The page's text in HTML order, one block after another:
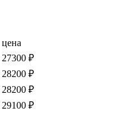
цена
27300 ₽
28200 ₽
28200 ₽
29100 ₽